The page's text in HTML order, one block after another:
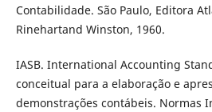
Contabilidade. São Paulo, Editora
Rinehartand Winston, 1960.
IASB. International Accounting
conceitual para a elaboração e
demonstrações contábeis. Normas